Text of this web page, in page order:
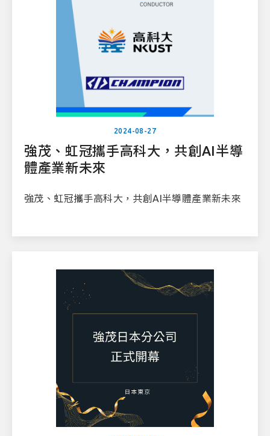
2024-08-27
強茂、虹冠攜手高科大，共創AI半導
體產業新未來
強茂、虹冠攜手高科大，共創AI半導體產業新未來